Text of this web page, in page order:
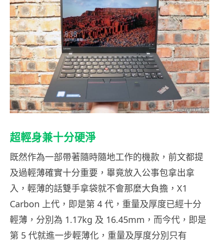
超輕身兼十分硬淨
既然作為一部帶著隨時隨地工作的機款，前文都提
及過輕薄確實十分重要，畢竟放入公事包拿出拿
入，輕薄的話雙手拿袋就不會那麼大負擔，X1
Carbon 上代，即是第 4 代，重量及厚度已經十分
輕薄，分別為 1.17kg 及 16.45mm，而今代，即是
第 5 代就進一步輕薄化，重量及厚度分別只有